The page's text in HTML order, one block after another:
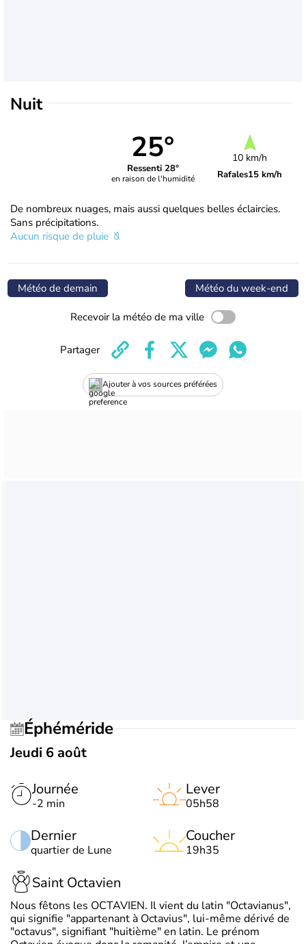
Nuit
25°
Ressenti 28°
en raison de l'humidité
10 km/h
Rafales15 km/h
De nombreux nuages, mais aussi quelques belles éclaircies.
Sans précipitations.
Aucun risque de pluie
Météo de demain Météo du week-end
Recevoir la météo de ma ville
Ajouter à vos sources préférées
Partager
Éphéméride
Jeudi 6 août
Journée
-2 min
Dernier
quartier de Lune
Lever
05h58
Coucher
19h35
Saint Octavien
Nous fêtons les OCTAVIEN. Il vient du latin "Octavianus",
qui signifie "appartenant à Octavius", lui-même dérivé de
"octavus", signifiant "huitième" en latin. Le prénom